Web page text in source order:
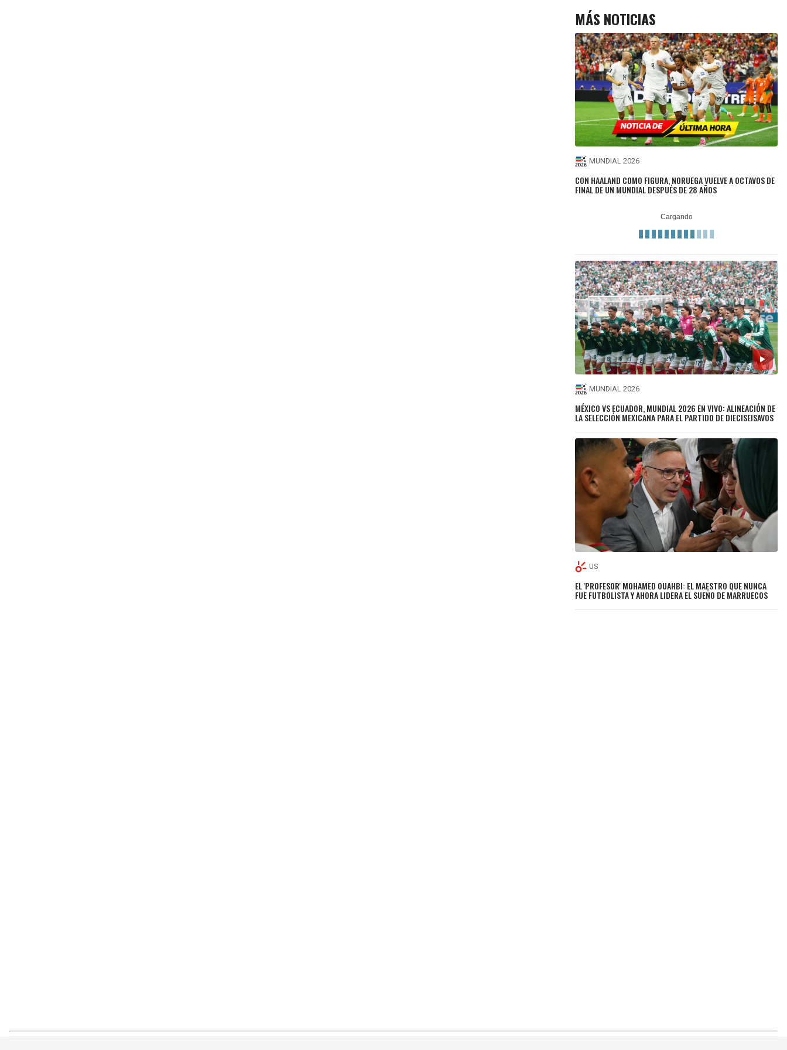
MÁS NOTICIAS
MUNDIAL 2026
CON HAALAND COMO FIGURA, NORUEGA VUELVE A OCTAVOS DE
FINAL DE UN MUNDIAL DESPUÉS DE 28 AÑOS
MUNDIAL 2026
MÉXICO VS ECUADOR, MUNDIAL 2026 EN VIVO: ALINEACIÓN DE
LA SELECCIÓN MEXICANA PARA EL PARTIDO DE DIECISEISAVOS
US
EL 'PROFESOR' MOHAMED OUAHBI: EL MAESTRO QUE NUNCA
FUE FUTBOLISTA Y AHORA LIDERA EL SUEÑO DE MARRUECOS